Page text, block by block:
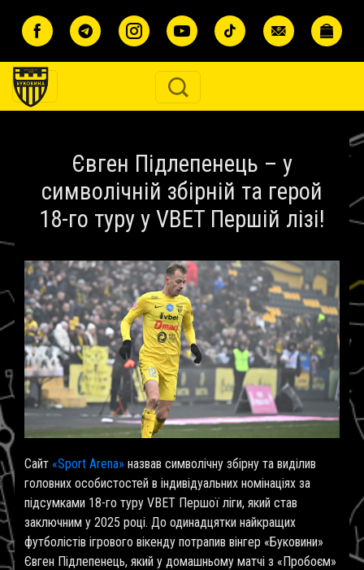
Євген Підлепенець – у
символічній збірній та герой
18-го туру у VBET Першій лізі!
Сайт «Sport Arena» назвав символічну збірну та виділив
головних особистостей в індивідуальних номінаціях за
підсумками 18-го туру VBET Першої ліги, який став
заключним у 2025 році. До одинадцятки найкращих
футболістів ігрового вікенду потрапив вінгер «Буковини»
Євген Підлепенець, який у домашньому матчі з «Пробоєм»